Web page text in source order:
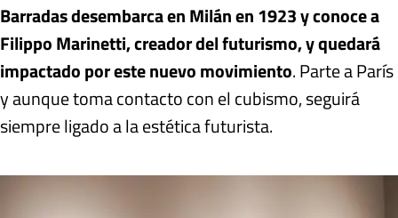
Barradas desembarca en Milán en 1923 y conoce a
Filippo Marinetti, creador del futurismo, y quedará
impactado por este nuevo movimiento. Parte a París
y aunque toma contacto con el cubismo, seguirá
siempre ligado a la estética futurista.